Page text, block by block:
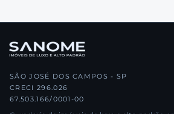
SÃO JOSÉ DOS CAMPOS - SP
CRECI 296.026
67.503.166/0001-00